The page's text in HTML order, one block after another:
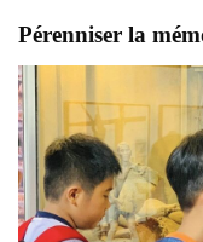
Pérenniser la